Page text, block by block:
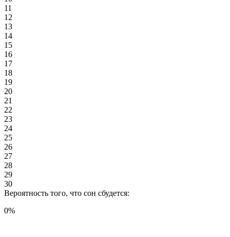
11
12
13
14
15
16
17
18
19
20
21
22
23
24
25
26
27
28
29
30
Вероятность того, что сон сбудется:
0%